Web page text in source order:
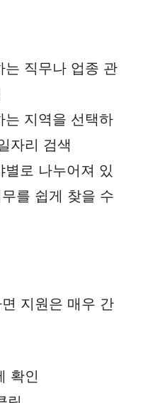
는 직무나 업종 관
는 지역을 선택하
자리 검색
별로 나누어져 있
를 쉽게 찾을 수
지원은 매우 간
확인